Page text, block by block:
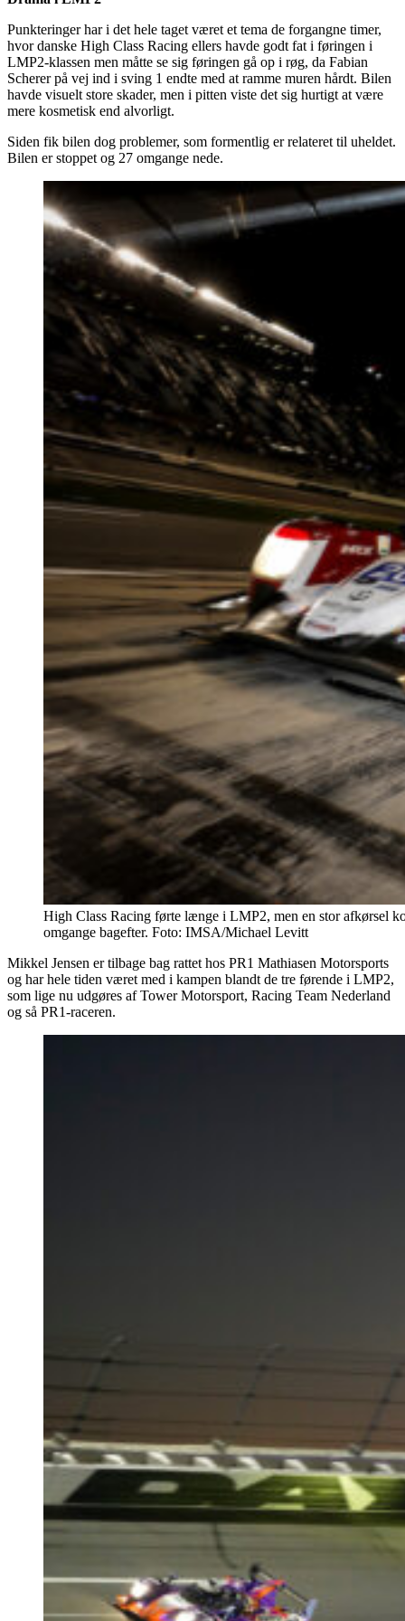
Punkteringer har i det hele taget været et tema de forgangne timer,
hvor danske High Class Racing ellers havde godt fat i føringen i
LMP2-klassen men måtte se sig føringen gå op i røg, da Fabian
Scherer på vej ind i sving 1 endte med at ramme muren hårdt. Bilen
havde visuelt store skader, men i pitten viste det sig hurtigt at være
mere kosmetisk end alvorligt.
Siden fik bilen dog problemer, som formentlig er relateret til uheldet.
Bilen er stoppet og 27 omgange nede.
High Class Racing førte længe i LMP2, men en stor afkørsel
omgange bagefter. Foto: IMSA/Michael Levitt
Mikkel Jensen er tilbage bag rattet hos PR1 Mathiasen Motorsports
og har hele tiden været med i kampen blandt de tre førende i LMP2,
som lige nu udgøres af Tower Motorsport, Racing Team Nederland
og så PR1-raceren.